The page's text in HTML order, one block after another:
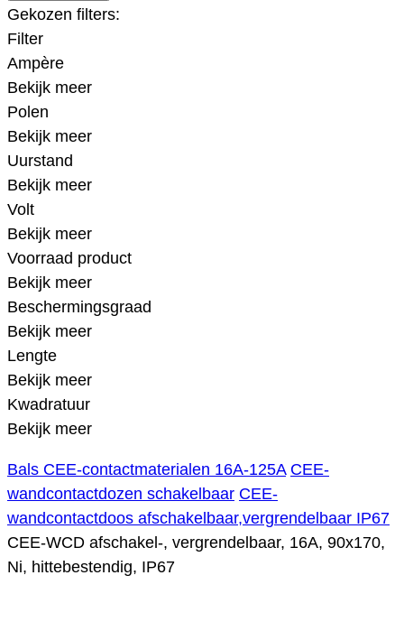
Gekozen filters:
Filter
Ampère
Bekijk meer
Polen
Bekijk meer
Uurstand
Bekijk meer
Volt
Bekijk meer
Voorraad product
Bekijk meer
Beschermingsgraad
Bekijk meer
Lengte
Bekijk meer
Kwadratuur
Bekijk meer
Bals CEE-contactmaterialen 16A-125A CEE-
wandcontactdozen schakelbaar CEE-
wandcontactdoos afschakelbaar,vergrendelbaar IP67
CEE-WCD afschakel-, vergrendelbaar, 16A, 90x170,
Ni, hittebestendig, IP67